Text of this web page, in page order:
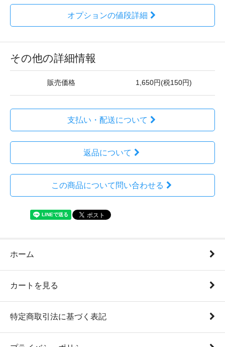
オプションの値段詳細
その他の詳細情報
販売価格 1,650円(税150円)
支払い・配送について
返品について
この商品について問い合わせる
ホーム
カートを見る
特定商取引法に基づく表記